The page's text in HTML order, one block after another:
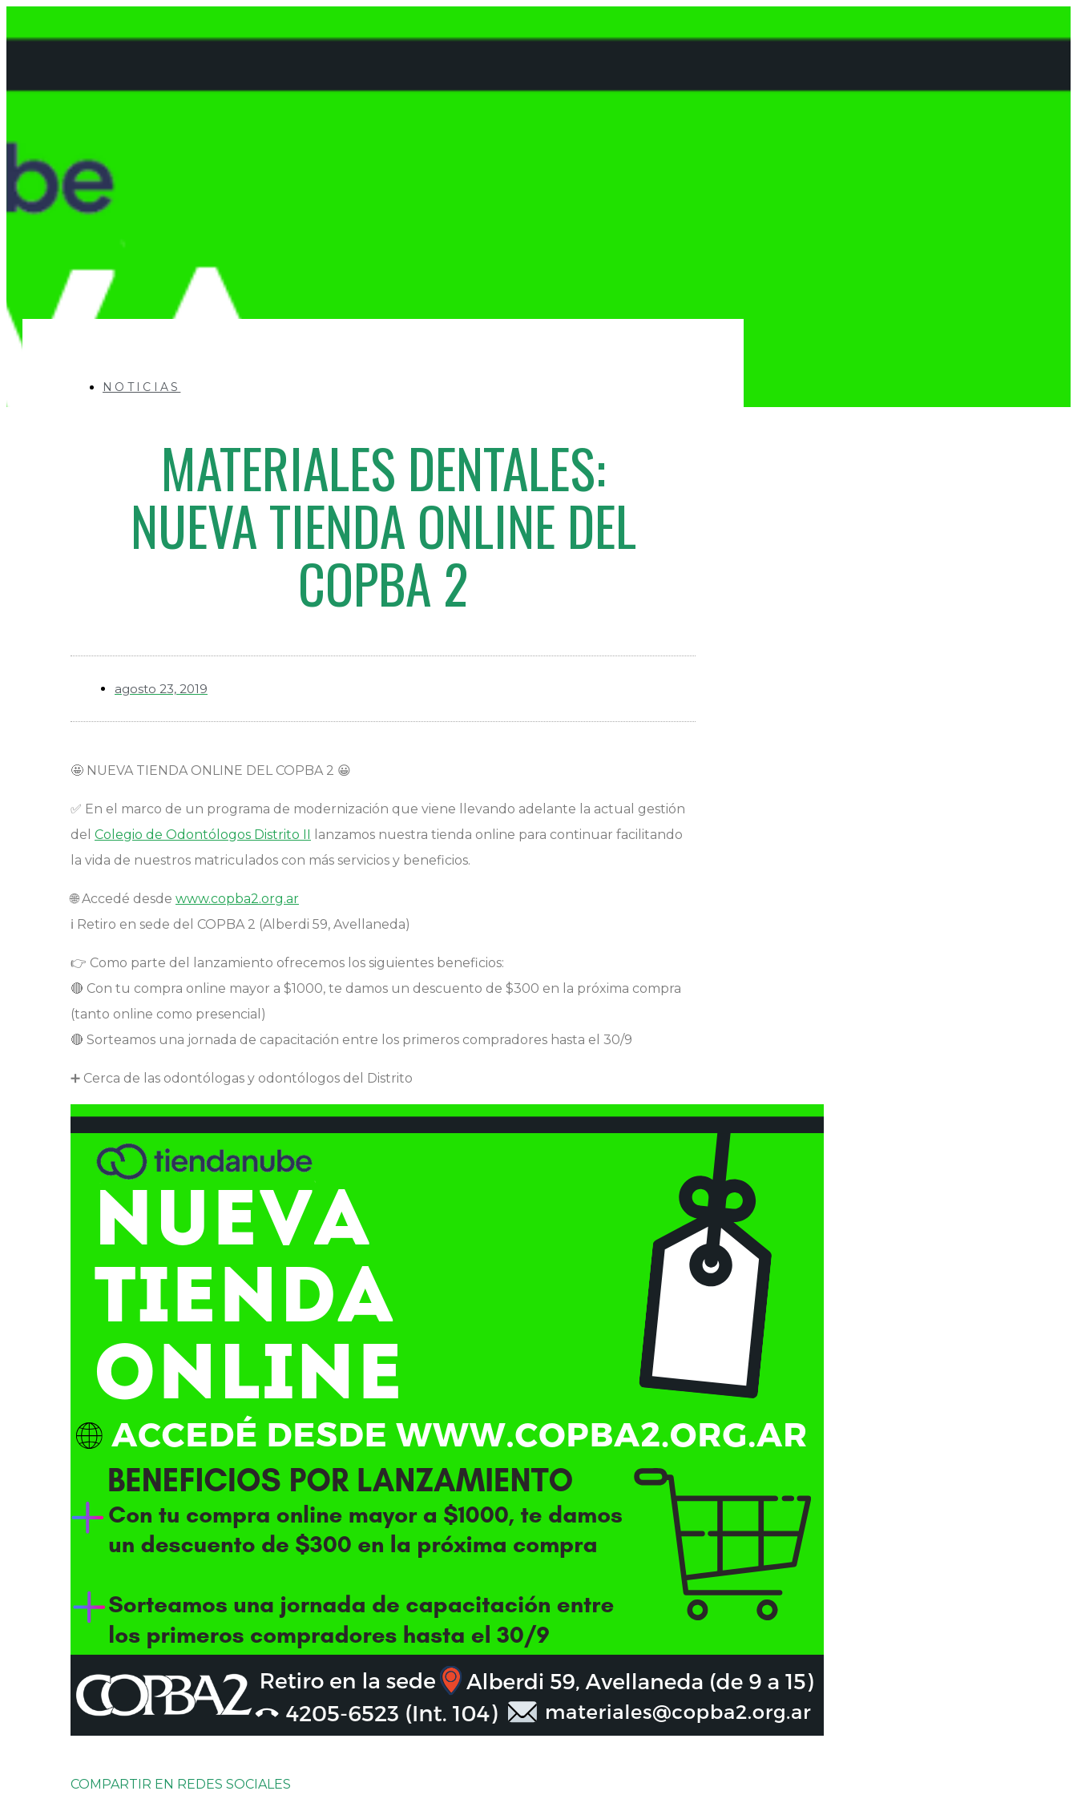
NOTICIAS
MATERIALES DENTALES:
NUEVA TIENDA ONLINE DEL
COPBA 2
agosto 23, 2019
🤩 NUEVA TIENDA ONLINE DEL COPBA 2 😀
✅ En el marco de un programa de modernización que viene llevando adelante la actual gestión
del Colegio de Odontólogos Distrito II
lanzamos nuestra tienda online para continuar facilitando
la vida de nuestros matriculados con más servicios y beneficios.
🌐Accedé desde www.copba2.org.ar
ℹ Retiro en sede del COPBA 2 (Alberdi 59, Avellaneda)
👉 Como parte del lanzamiento ofrecemos los siguientes beneficios:
🔴 Con tu compra online mayor a $1000, te damos un descuento de $300 en la próxima compra
(tanto online como presencial)
🔴 Sorteamos una jornada de capacitación entre los primeros compradores hasta el 30/9
➕ Cerca de las odontólogas y odontólogos del Distrito
COMPARTIR EN REDES SOCIALES